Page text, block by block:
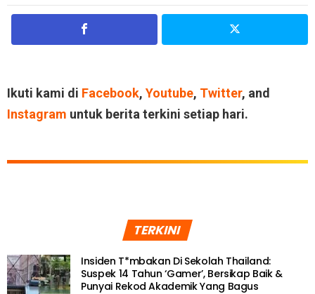
Ikuti kami di Facebook, Youtube, Twitter, and
Instagram untuk berita terkini setiap hari.
TERKINI
Insiden T*mbakan Di Sekolah Thailand:
Suspek 14 Tahun ‘Gamer’, Bersikap Baik &
Punyai Rekod Akademik Yang Bagus